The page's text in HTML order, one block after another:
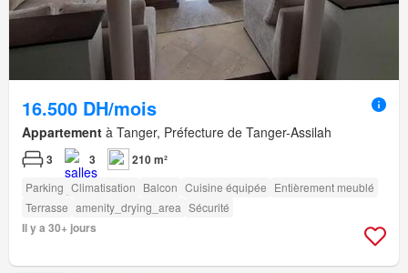
16.500 DH/mois
Appartement à Tanger, Préfecture de Tanger-Assilah
3 3 210 m²
Parking Climatisation Balcon Cuisine équipée Entièrement meublé
Terrasse amenity_drying_area Sécurité
Il y a 30+ jours